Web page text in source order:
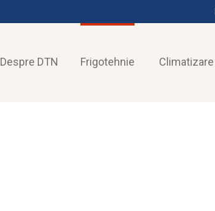
Despre DTN Frigotehnie Climatizare